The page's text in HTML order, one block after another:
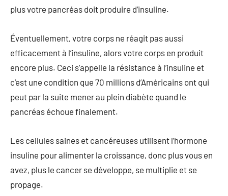
plus votre pancréas doit produire d’insuline.
Éventuellement, votre corps ne réagit pas aussi
efficacement à l’insuline, alors votre corps en produit
encore plus. Ceci s’appelle la résistance à l’insuline et
c’est une condition que 70 millions d’Américains ont qui
peut par la suite mener au plein diabète quand le
pancréas échoue finalement.
Les cellules saines et cancéreuses utilisent l’hormone
insuline pour alimenter la croissance, donc plus vous en
avez, plus le cancer se développe, se multiplie et se
propage.